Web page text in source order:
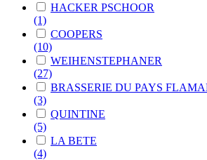
HACKER PSCHOOR
(1)
COOPERS
(10)
WEIHENSTEPHANER
(27)
BRASSERIE DU PAYS
(3)
QUINTINE
(5)
LA BETE
(4)